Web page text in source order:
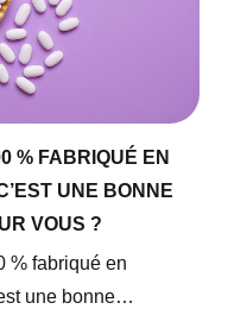
% FABRIQUÉ EN
UNE BONNE
VOUS ?
% fabriqué en
une bonne…